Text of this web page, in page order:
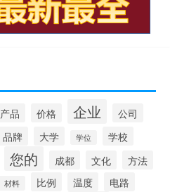
产品 价格 企业 公司
品牌 大学 学位
学校
您的 成都 文化
方法
材料 比例 温度 电路